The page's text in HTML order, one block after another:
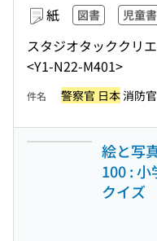
紙 図書 児童書
スタジオタッククリ
<Y1-N22-M401>
件名 警察官 日本消防
絵と写
100 :
クイズ